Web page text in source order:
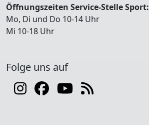
Öffnungszeiten Service-Stelle Sport:
Mo, Di und Do 10-14 Uhr
Mi 10-18 Uhr
Folge uns auf